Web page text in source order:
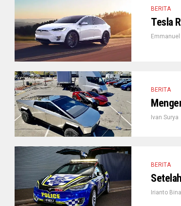
BERITA
Tesla
BERITA
Ivan Surya
BERITA
Irianto